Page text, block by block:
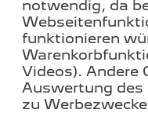
notwendig, da
funktionieren
Videos). Andere
Auswertung
zu